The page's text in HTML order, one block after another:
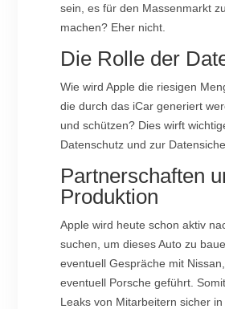
sein, es für den Massenmarkt
machen? Eher nicht.
Die Rolle der
Wie wird Apple die riesigen
die durch das iCar generiert
und schützen? Dies wirft
Datenschutz und zur
Partnerschaften
Produktion
Apple wird heute schon aktiv
suchen, um dieses Auto zu
eventuell Gespräche mit
eventuell Porsche geführt.
Leaks von Mitarbeitern sicher